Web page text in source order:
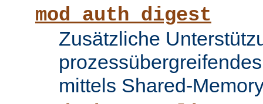
mod_auth_digest
Zusätzliche
mittels Shared-